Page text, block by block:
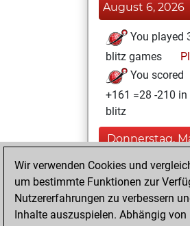
August 6, 2026
You played
blitz games
You scored
+161 =28 -210 in
blitz
Donnerstag,
You played
slow games
You scored
Wir verwenden Cookies und
um bestimmte Funktionen zur
Nutzererfahrungen zu verbessern
Inhalte auszuspielen. Abhängig von